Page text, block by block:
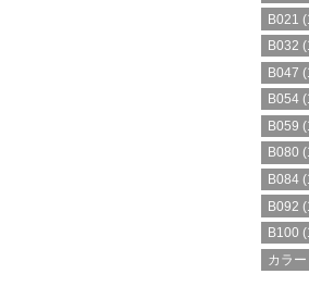
B021
B032
B047
B054
B059
B080
B084
B092
B100
カラ